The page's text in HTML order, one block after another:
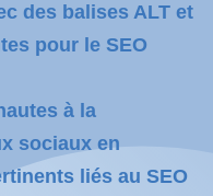
des balises ALT et
pour le SEO
à la
sociaux en
liés au SEO